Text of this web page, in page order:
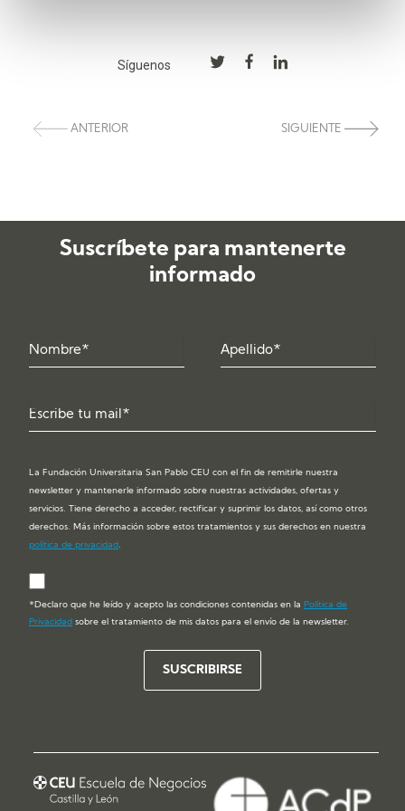
Síguenos
ANTERIOR SIGUIENTE
Suscríbete para mantenerte
informado
La Fundación Universitaria San Pablo CEU con el fin de remitirle nuestra
newsletter y mantenerle informado sobre nuestras actividades, ofertas y
servicios. Tiene derecho a acceder, rectificar y suprimir los datos, así como otros
derechos. Más información sobre estos tratamientos y sus derechos en nuestra
política de privacidad.
*Declaro que he leído y acepto las condiciones contenidas en la Política de
Privacidad sobre el tratamiento de mis datos para el envío de la newsletter.